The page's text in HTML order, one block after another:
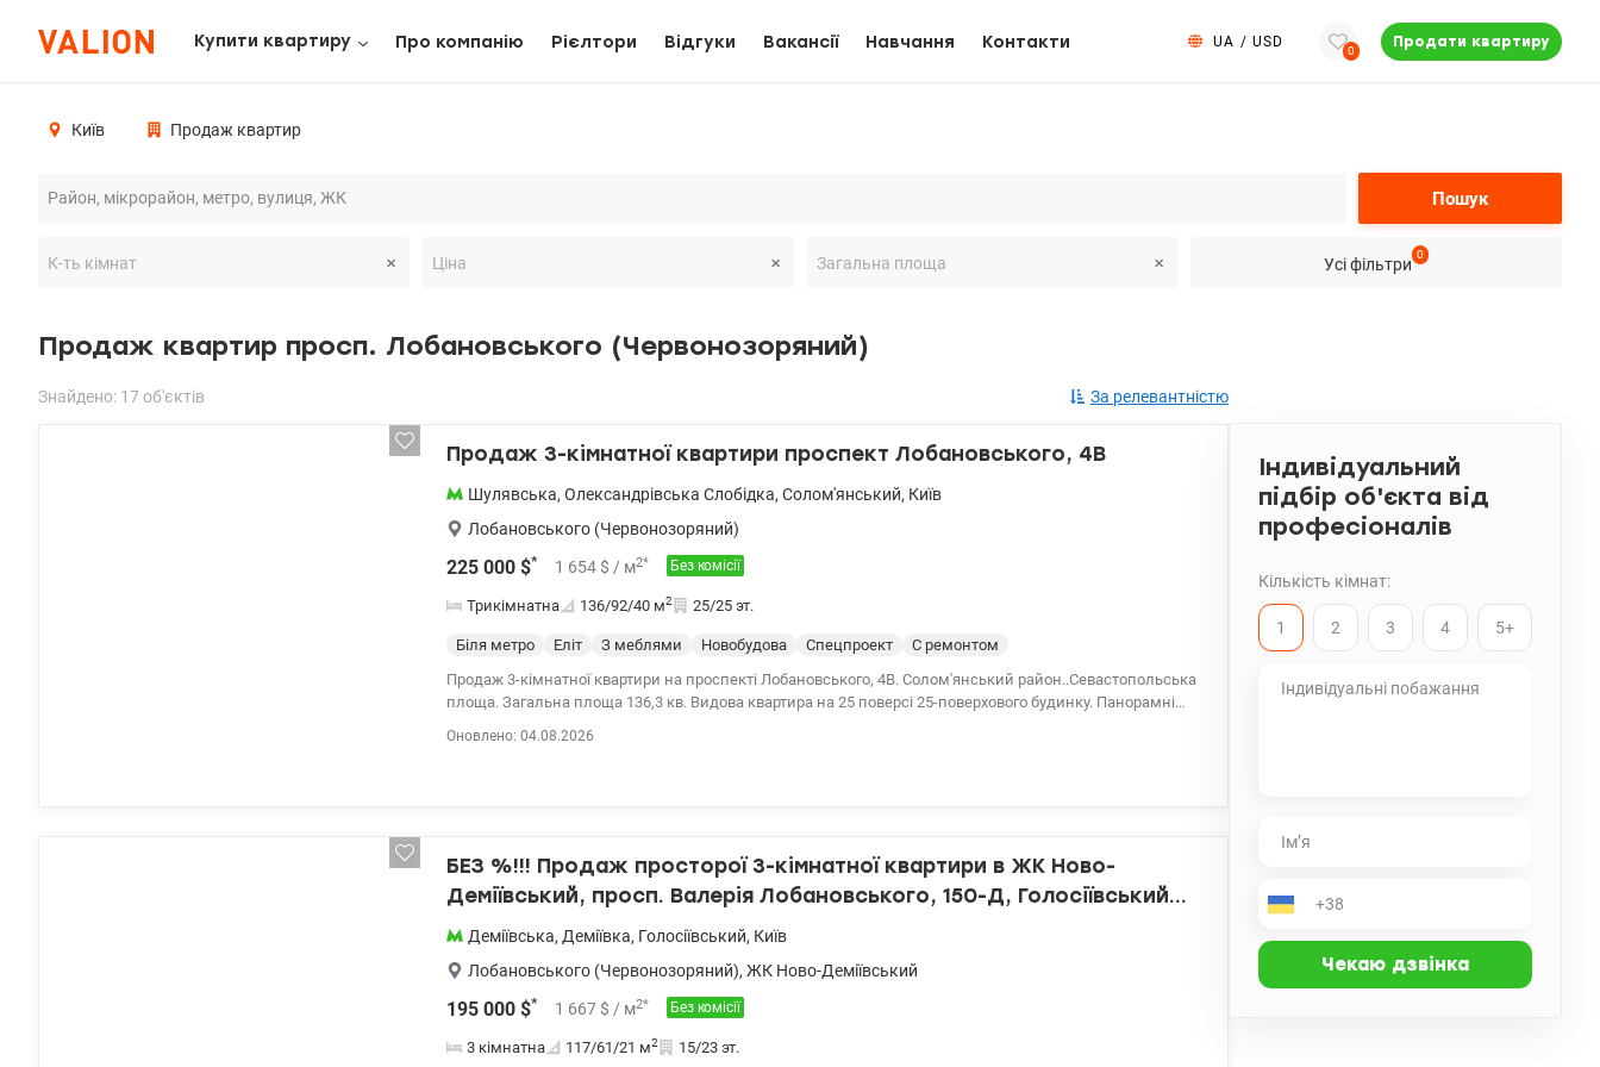
Купити квартиру Про компанію Рієлтори Відгуки Вакансії Навчання Контакти UA / USD
0
Продати квартиру
Київ Продаж квартир
Пошук
Усі фільтри
0
Продаж квартир просп. Лобановського (Червонозоряний)
Знайдено: 17 об'єктів За релевантністю
Продаж 3-кімнатної квартири проспект Лобановського, 4В
Шулявська, Олександрівська Слобідка, Солом'янський, Київ
Лобановського (Червонозоряний)
225 000 $* 1 654 $ / м2* Без комісії
Трикімнатна 136/92/40 м2 25/25 эт.
Біля метро Еліт З меблями Новобудова Спецпроект
С ремонтом
Продаж 3-кімнатної квартири на проспекті Лобановського, 4В. Солом'янський район..Севастопольська
площа. Загальна площа 136,3 кв. Видова квартира на 25 поверсі 25-поверхового будинку. Панорамні
Оновлено: 04.08.2026
БЕЗ %!!! Продаж просторої 3-кімнатної квартири в ЖК Ново-
Деміївський, просп. Валерія Лобановського, 150-Д, Голосіївський
район, метро Деміївська, метро Либідська
Деміївська, Деміївка, Голосіївський, Київ
Лобановського (Червонозоряний), ЖК Ново-Деміївський
195 000 $* 1 667 $ / м2* Без комісії
3 кімнатна 117/61/21 м2 15/23 эт.
Індивідуальний
підбір об'єкта від
професіоналів
Кількість кімнат:
1 2 3 4 5+